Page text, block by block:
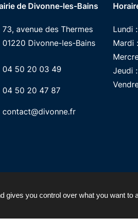
de Divonne-les-Bains
73, avenue des Thermes
01220 Divonne-les-Bains
04 50 20 03 49
04 50 20 47 87
contact@divonne.fr
Lundi
Mardi
Jeudi
DU SITE MENTIONS LÉGALES
gives you control over what you want to